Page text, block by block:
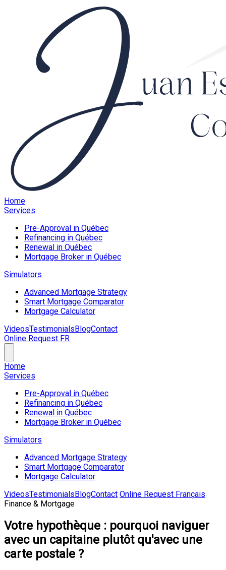
Home
Services
Pre-Approval in Québec
Refinancing in Québec
Renewal in Québec
Mortgage Broker in Québec
Simulators
Advanced Mortgage Strategy
Smart Mortgage Comparator
Mortgage Calculator
VideosTestimonialsBlogContact
Online Request FR
Home
Services
Pre-Approval in Québec
Refinancing in Québec
Renewal in Québec
Mortgage Broker in Québec
Simulators
Advanced Mortgage Strategy
Smart Mortgage Comparator
Mortgage Calculator
VideosTestimonialsBlogContact Online Request Français
Finance & Mortgage
Votre hypothèque : pourquoi naviguer
avec un capitaine plutôt qu'avec une
carte postale ?